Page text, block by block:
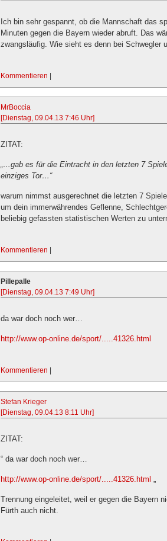
Ich bin sehr gespannt, ob die Mannschaft das
Minuten gegen die Bayern wieder abruft. Das
zwangsläufig. Wie sieht es denn bei Schwegler
Kommentieren
MrBoccia
[Dienstag, 09.04.13 7:46 Uhr]
ZITAT:
„…gab es für die Eintracht in den letzten 7
einziges Tor…“
warum nimmst ausgerechnet die letzten 7
um dein immerwährendes Geflenne,
beliebig gefassten statistischen Werten zu
Kommentieren
Pillepalle
[Dienstag, 09.04.13 7:49 Uhr]
da war doch noch wer…
http://www.op-online.de/sport/.....41326.html
Kommentieren
Stefan Krieger
[Dienstag, 09.04.13 8:11 Uhr]
ZITAT:
“ da war doch noch wer…
http://www.op-online.de/sport/.....41326.html „
Trennung eingeleitet, weil er gegen die Bayern
Fürth auch nicht.